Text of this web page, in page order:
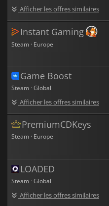
Afficher les offres similaires
Instant Gaming
Steam · Europe
Game Boost
Steam · Global
Afficher les offres similaires
PremiumCDKeys
Steam · Europe
LOADED
Steam · Global
Afficher les offres similaires